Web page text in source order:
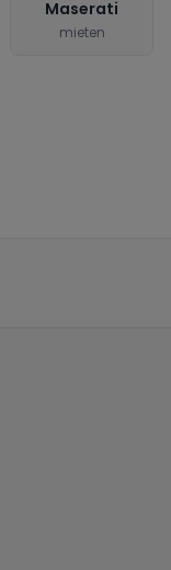
Maserati
mieten